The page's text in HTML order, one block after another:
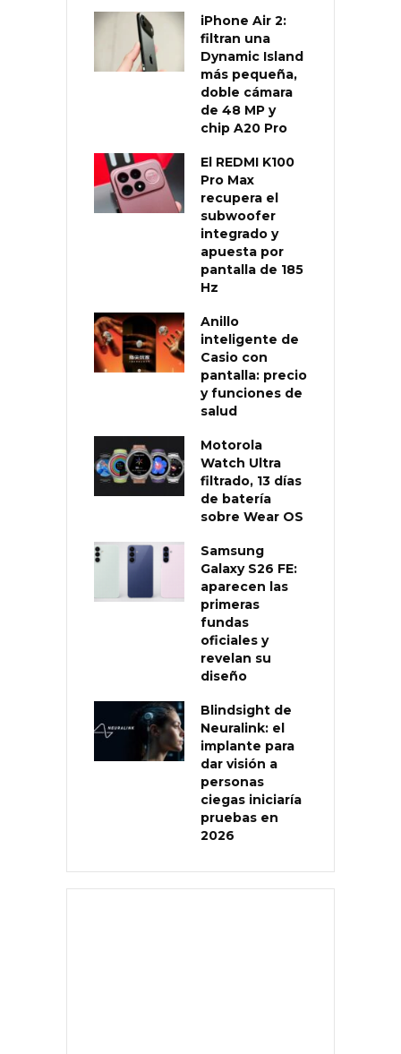
iPhone Air 2:
filtran una
Dynamic Island
más pequeña,
doble cámara
de 48 MP y
chip A20 Pro
El REDMI K100
Pro Max
recupera el
subwoofer
integrado y
apuesta por
pantalla de 185
Hz
Anillo
inteligente de
Casio con
pantalla: precio
y funciones de
salud
Motorola
Watch Ultra
filtrado, 13 días
de batería
sobre Wear OS
Samsung
Galaxy S26 FE:
aparecen las
primeras
fundas
oficiales y
revelan su
diseño
Blindsight de
Neuralink: el
implante para
dar visión a
personas
ciegas iniciaría
pruebas en
2026